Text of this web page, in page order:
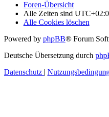
Foren-Übersicht
Alle Zeiten sind
Alle Cookies löschen
Powered by phpBB® Forum
Deutsche Übersetzung durch
Datenschutz |